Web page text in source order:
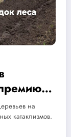
лесов
на
катаклизмов.